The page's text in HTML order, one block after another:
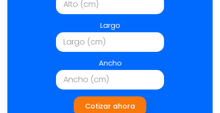
Largo
Ancho
Cotizar ahora